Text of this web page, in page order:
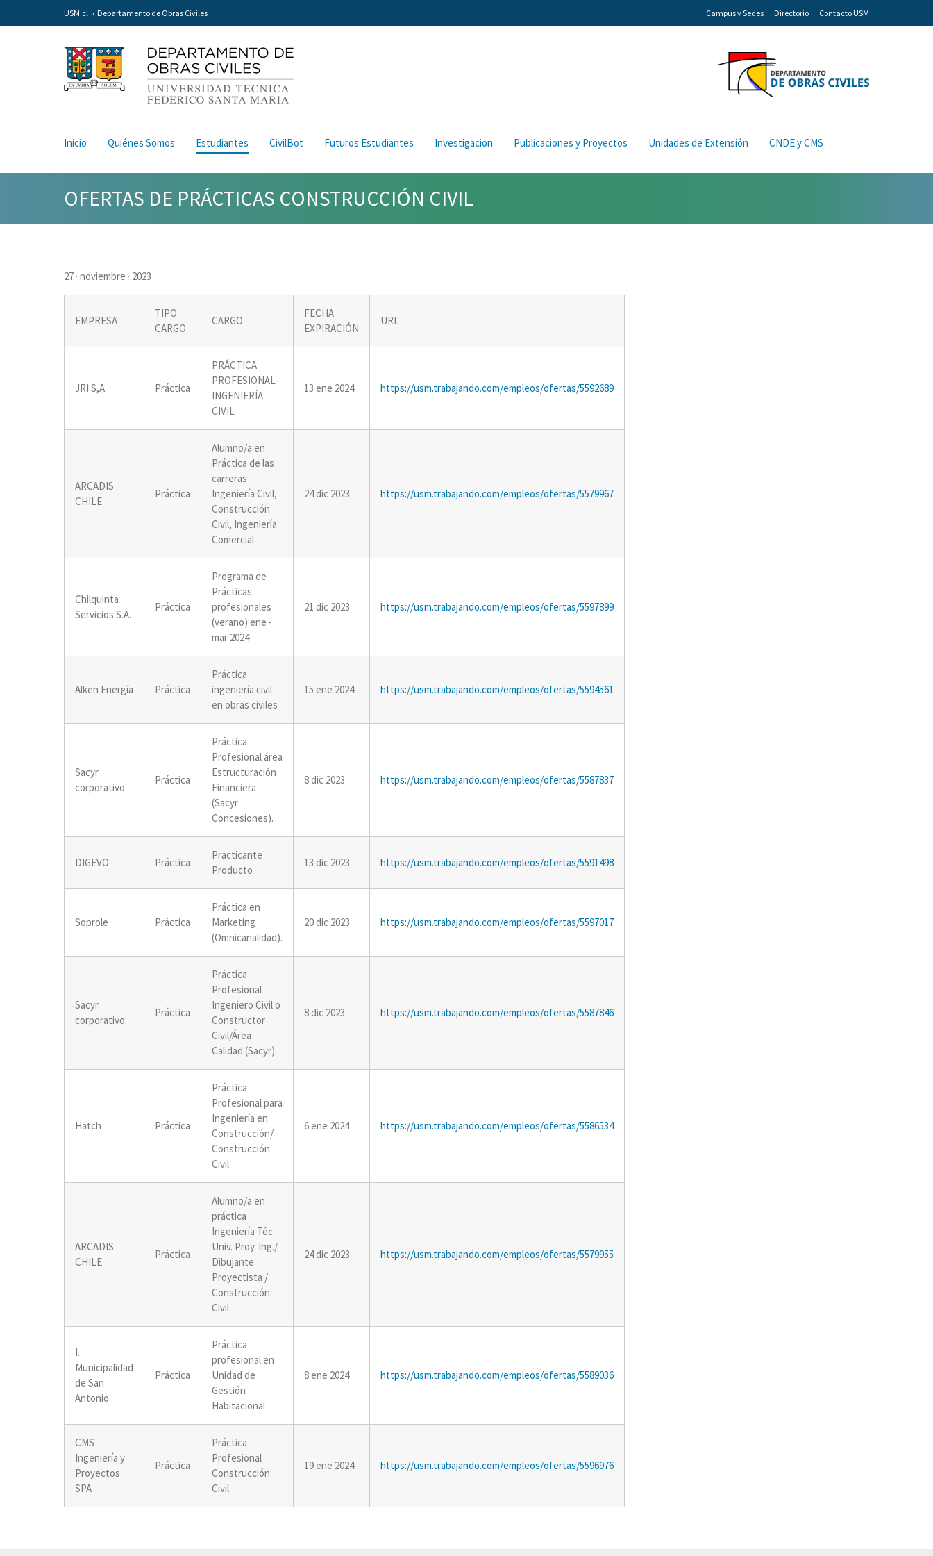
USM.cl Departamento de Obras Civiles Campus y Sedes Directorio Contacto USM
Inicio Quiénes Somos Estudiantes CivilBot Futuros Estudiantes Investigacion Publicaciones y Proyectos Unidades de Extensión CNDE y CMS
OFERTAS DE PRÁCTICAS CONSTRUCCIÓN CIVIL
27 · noviembre · 2023
EMPRESA
TIPO
CARGO
CARGO
FECHA
EXPIRACIÓN
URL
JRI S,A Práctica
PRÁCTICA
PROFESIONAL
INGENIERÍA
CIVIL
13 ene 2024 https://usm.trabajando.com/empleos/ofertas/5592689
ARCADIS
CHILE
Práctica
Alumno/a en
Práctica de las
carreras
Ingeniería Civil,
Construcción
Civil, Ingeniería
Comercial
24 dic 2023 https://usm.trabajando.com/empleos/ofertas/5579967
Chilquinta
Servicios S.A.
Práctica
Programa de
Prácticas
profesionales
(verano) ene -
mar 2024
21 dic 2023 https://usm.trabajando.com/empleos/ofertas/5597899
Alken Energía Práctica
Práctica
ingeniería civil
en obras civiles
15 ene 2024 https://usm.trabajando.com/empleos/ofertas/5594561
Sacyr
corporativo
Práctica
Práctica
Profesional área
Estructuración
Financiera
(Sacyr
Concesiones).
8 dic 2023 https://usm.trabajando.com/empleos/ofertas/5587837
DIGEVO Práctica
Practicante
Producto
13 dic 2023 https://usm.trabajando.com/empleos/ofertas/5591498
Soprole Práctica
Práctica en
Marketing
(Omnicanalidad).
20 dic 2023 https://usm.trabajando.com/empleos/ofertas/5597017
Sacyr
corporativo
Práctica
Práctica
Profesional
Ingeniero Civil o
Constructor
Civil/Área
Calidad (Sacyr)
8 dic 2023 https://usm.trabajando.com/empleos/ofertas/5587846
Hatch Práctica
Práctica
Profesional para
Ingeniería en
Construcción/
Construcción
Civil
6 ene 2024 https://usm.trabajando.com/empleos/ofertas/5586534
ARCADIS
CHILE
Práctica
Alumno/a en
práctica
Ingeniería Téc.
Univ. Proy. Ing./
Dibujante
Proyectista /
Construcción
Civil
24 dic 2023 https://usm.trabajando.com/empleos/ofertas/5579955
I.
Municipalidad
de San
Antonio
Práctica
Práctica
profesional en
Unidad de
Gestión
Habitacional
8 ene 2024 https://usm.trabajando.com/empleos/ofertas/5589036
CMS
Ingeniería y
Proyectos
SPA
Práctica
Práctica
Profesional
Construcción
Civil
19 ene 2024 https://usm.trabajando.com/empleos/ofertas/5596976